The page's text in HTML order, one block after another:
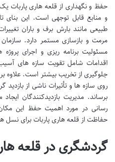
حفظ و نگهداری از قلعه هاری پاربات
و منابع قابل توجهی است. این
طبیعی مانند بارش برف و باران
مرمت و بازسازی مستمر دارد.
مسئولیت برنامه ریزی و اجرای
اقدامات شامل تقویت سازه های
جلوگیری از تخریب بیشتر است. علاوه
روی سازه ها و تأثیرات ناشی از
برساند. مدیریت بازدیدکنندگان
رسانی در مورد اهمیت حفظ این
حفاظت از قلعه هاری پاربات برای نسل
گردشگری در قلعه